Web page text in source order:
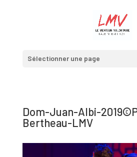
Sélectionner une page
Dom-Juan-Albi-
Bertheau-LMV